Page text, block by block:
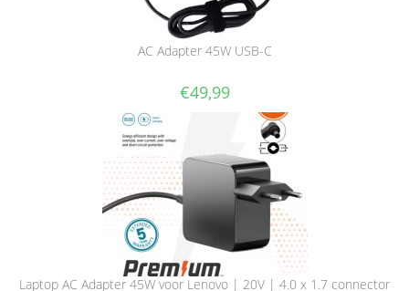
AC Adapter 45W USB-C
€49,99
Laptop AC Adapter 45W voor Lenovo | 20V | 4.0 x 1.7 connector